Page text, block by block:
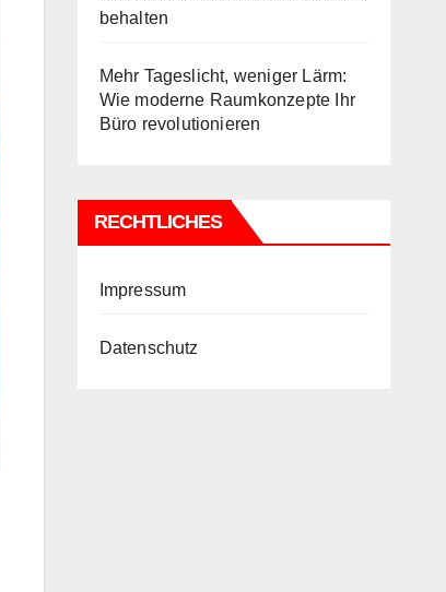
behalten
Mehr Tageslicht, weniger Lärm:
Wie moderne Raumkonzepte Ihr
Büro revolutionieren
RECHTLICHES
Impressum
Datenschutz